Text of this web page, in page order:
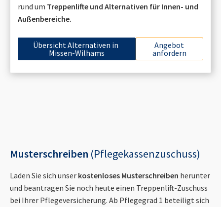
rund um Treppenlifte und Alternativen für Innen- und
Außenbereiche.
Übersicht Alternativen in
Missen-Wilhams
Angebot
anfordern
Musterschreiben (Pflegekassenzuschuss)
Laden Sie sich unser kostenloses Musterschreiben herunter
und beantragen Sie noch heute einen Treppenlift-Zuschuss
bei Ihrer Pflegeversicherung. Ab Pflegegrad 1 beteiligt sich